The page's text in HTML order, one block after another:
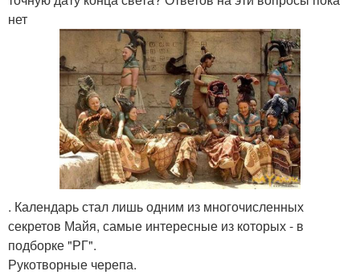
нет
. Календарь стал лишь одним из многочисленных
секретов Майя, самые интересные из которых - в
подборке "РГ".
Рукотворные черепа.